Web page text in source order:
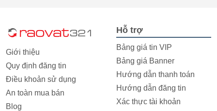
Giới thiệu
Quy định đăng tin
Điều khoản sử dụng
An toàn mua bán
Blog
Hỗ trợ
Bảng giá tin VIP
Bảng giá Banner
Hướng dẫn thanh toán
Hướng dẫn đăng tin
Xác thực tài khoản